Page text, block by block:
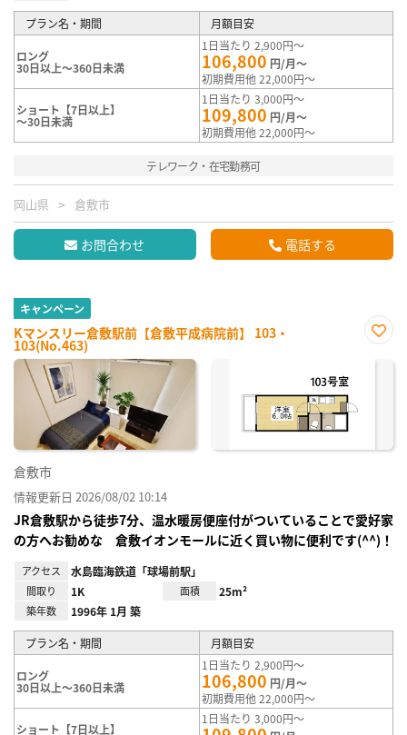
プラン名・期間 月額目安
ロング
30日以上～360日未満
1日当たり 2,900円～
106,800 円/月～
初期費用他 22,000円～
ショート【7日以上】
～30日未満
1日当たり 3,000円～
109,800 円/月～
初期費用他 22,000円～
テレワーク・在宅勤務可
岡山県 倉敷市
お問合わせ 電話する
キャンペーン
Kマンスリー倉敷駅前【倉敷平成病院前】 103・
103(No.463)
に入
倉敷市
情報更新日 2026/08/02 10:14
JR倉敷駅から徒歩7分、温水暖房便座付がついていることで愛好家
の方へお勧めな 倉敷イオンモールに近く買い物に便利です(^^)！
アクセス 水島臨海鉄道「球場前駅」
間取り 1K 面積 25m²
築年数 1996年 1月 築
プラン名・期間 月額目安
ロング
30日以上～360日未満
1日当たり 2,900円～
106,800 円/月～
初期費用他 22,000円～
ショート【7日以上】
1日当たり 3,000円～